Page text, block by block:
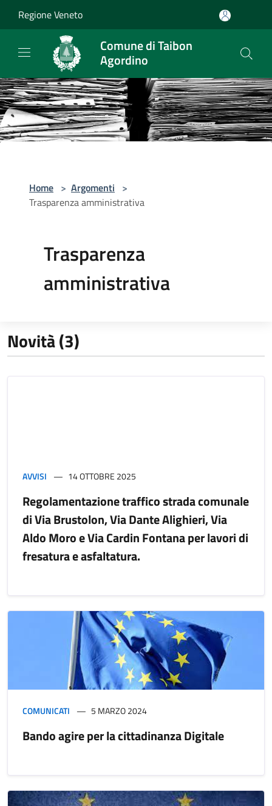
Regione Veneto
Comune di Taibon
Agordino
Home > Argomenti >
Trasparenza amministrativa
Trasparenza
amministrativa
Novità (3)
AVVISI 14 OTTOBRE 2025
Regolamentazione traffico strada comunale
di Via Brustolon, Via Dante Alighieri, Via
Aldo Moro e Via Cardin Fontana per lavori di
fresatura e asfaltatura.
COMUNICATI 5 MARZO 2024
Bando agire per la cittadinanza Digitale